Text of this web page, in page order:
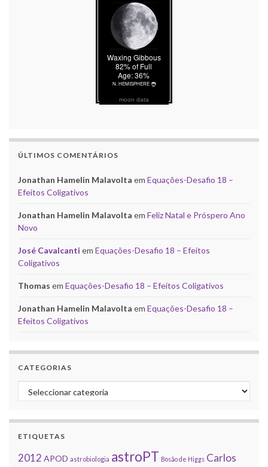
moon data
ÚLTIMOS COMENTÁRIOS
Jonathan Hamelin Malavolta em Equações-Desafio 18 –
Efeitos Coligativos
Jonathan Hamelin Malavolta em Feliz Natal e Próspero Ano
Novo
José Cavalcanti em Equações-Desafio 18 – Efeitos
Coligativos
Thomas em Equações-Desafio 18 – Efeitos Coligativos
Jonathan Hamelin Malavolta em Equações-Desafio 18 –
Efeitos Coligativos
CATEGORIAS
Categorias
ETIQUETAS
2012 APOD astrobiologia astroPT Bosão de Higgs Carlos